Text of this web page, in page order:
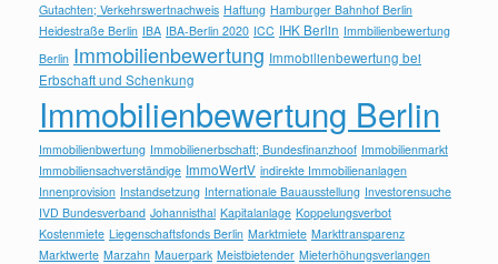
Gutachten; Verkehrswertnachweis Haftung Hamburger Bahnhof Berlin
Heidestraße Berlin IBA IBA-Berlin 2020 ICC IHK Berlin Immbilienbewertung
Berlin Immobilienbewertung Immobilienbewertung bei
Erbschaft und Schenkung
Immobilienbewertung Berlin
Immobilienbwertung Immobilienerbschaft; Bundesfinanzhoof Immobilienmarkt
Immobiliensachverständige ImmoWertV indirekte Immobilienanlagen
Innenprovision Instandsetzung Internationale Bauausstellung Investorensuche
IVD Bundesverband Johannisthal Kapitalanlage Koppelungsverbot
Kostenmiete Liegenschaftsfonds Berlin Marktmiete Markttransparenz
Marktwerte Marzahn Mauerpark Meistbietender Mieterhöhungsverlangen